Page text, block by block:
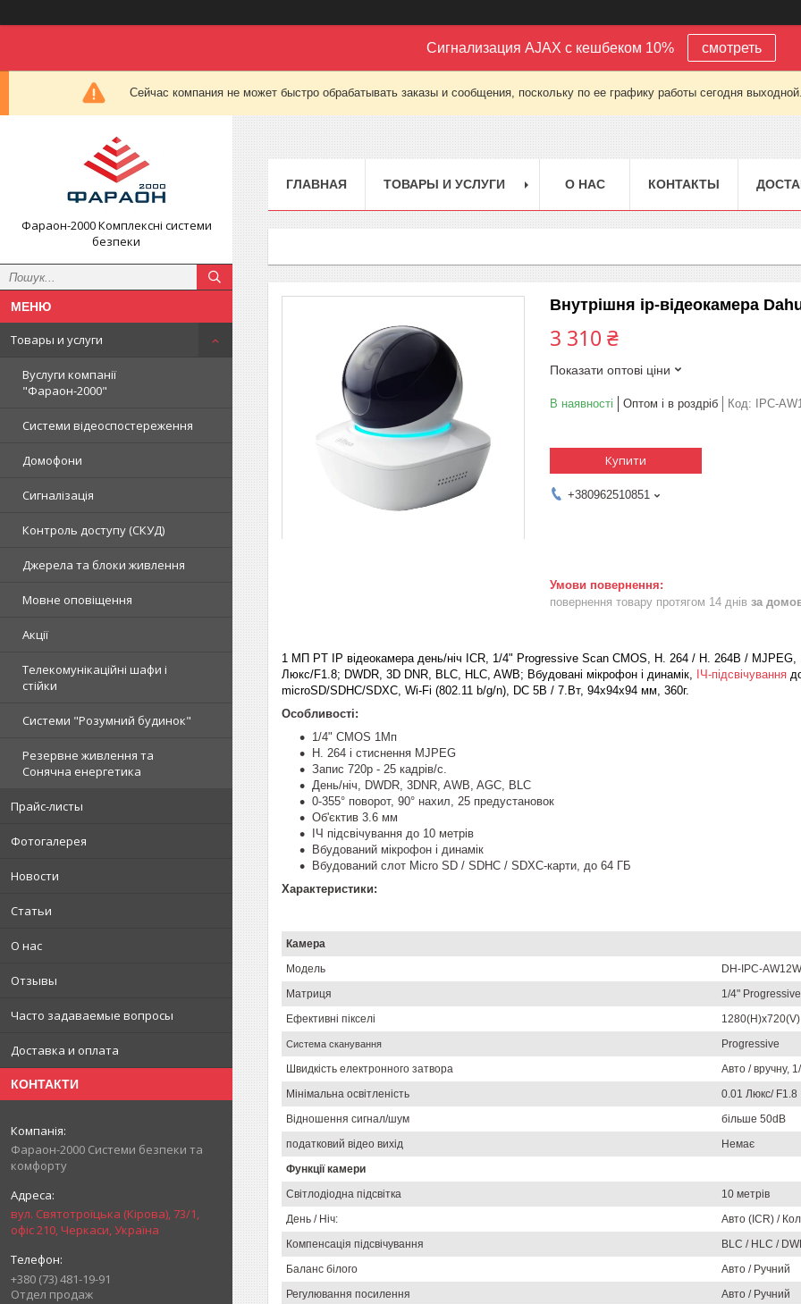
Сигнализация AJAX с кешбеком 10% смотреть
Сейчас компания не может быстро обрабатывать заказы и сообщения, поскольку по ее графику работы сегодня
Фараон-2000 Комплексні системи
безпеки
Товары и услуги
Вуслуги компанії
"Фараон-2000"
Системи відеоспостереження
Домофони
Сигналізація
Контроль доступу (СКУД)
Джерела та блоки живлення
Мовне оповіщення
Акції
Телекомунікаційні шафи і
стійки
Системи "Розумний будинок"
Резервне живлення та
Сонячна енергетика
Прайс-листы
Фотогалерея
Новости
Статьи
О нас
Отзывы
Часто задаваемые вопросы
Доставка и оплата
КОНТАКТИ
Фараон-2000 Системи безпеки та
комфорту
вул. Святотроїцька (Кірова), 73/1,
офіс 210, Черкаси, Україна
+380 (73) 481-19-91
Отдел продаж
ГЛАВНАЯ ТОВАРЫ И УСЛУГИ О НАС КОНТАКТЫ
Внутрішня ip-відеокамера
3 310 ₴
Показати оптові ціни
В наявності Оптом і в роздріб Код: IPC-
Купити
+380962510851
повернення товару протягом 14 днів за
1 МП PT IP відеокамера день/ніч ICR, 1/4" Progressive Scan CMOS, H. 264 / H. 264B / MJPEG,
Люкс/F1.8; DWDR, 3D DNR, BLC, HLC, AWB; Вбудовані мікрофон і динамік,
ІЧ-підсвічування
microSD/SDHC/SDXC, Wi-Fi (802.11 b/g/n), DC 5В / 7.Вт, 94x94x94 мм, 360г.
Особливості:
1/4" CMOS 1Мп
H. 264 і стиснення MJPEG
Запис 720р - 25 кадрів/с.
День/ніч, DWDR, 3DNR, AWB, AGC, BLC
0-355° поворот, 90° нахил, 25 предустановок
Об'єктив 3.6 мм
ІЧ підсвічування до 10 метрів
Вбудований мікрофон і динамік
Вбудований слот Micro SD / SDHC / SDXC-карти, до 64 ГБ
Характеристики:
Камера
Модель
DH-IPC-AW12W
Матриця
1/4"
Ефективні пікселі
1280(H)x720(V)
Система сканування
Progressive
Швидкість електронного затвора
Авто / вручну,
Мінімальна освітленість
0.01 Люкс/ F1.8
Відношення сигнал/шум
більше 50dB
податковий відео вихід
Немає
Функції камери
Світлодіодна підсвітка
10 метрів
День / Ніч:
Авто (ICR) /
Компенсація підсвічування
BLC / HLC /
Баланс білого
Авто / Ручний
Регулювання посилення
Авто / Ручний